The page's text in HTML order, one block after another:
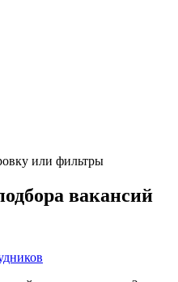
или фильтры
вакансий